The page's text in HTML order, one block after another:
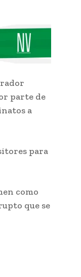
parte de
a
para
como
que se